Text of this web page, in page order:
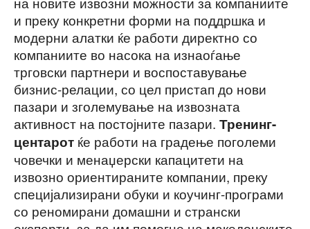
и преку конкретни форми на поддршка и
модерни алатки ќе работи директно со
компаниите во насока на изнаоѓање
трговски партнери и воспоставување
бизнис-релации, со цел пристап до нови
пазари и зголемување на извозната
активност на постојните пазари. Тренинг-
центарот ќе работи на градење поголеми
човечки и менаџерски капацитети на
извозно ориентираните компании, преку
специјализирани обуки и коучинг-програми
со реномирани домашни и странски